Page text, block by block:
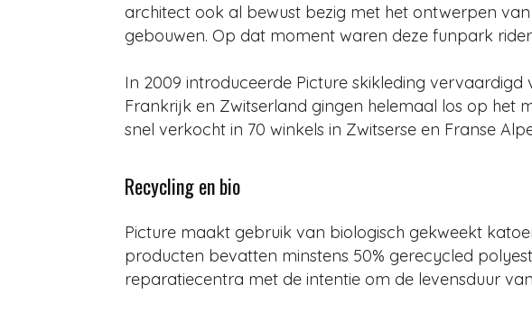
architect ook al bewust bezig met het ontwerpen
gebouwen. Op dat moment waren deze funpark
In 2009 introduceerde Picture skikleding vervaardigd
Frankrijk en Zwitserland gingen helemaal los op het
snel verkocht in 70 winkels in Zwitserse en Franse
Recycling en bio
Picture maakt gebruik van biologisch gekweekt
producten bevatten minstens 50% gerecycled
reparatiecentra met de intentie om de levensduur